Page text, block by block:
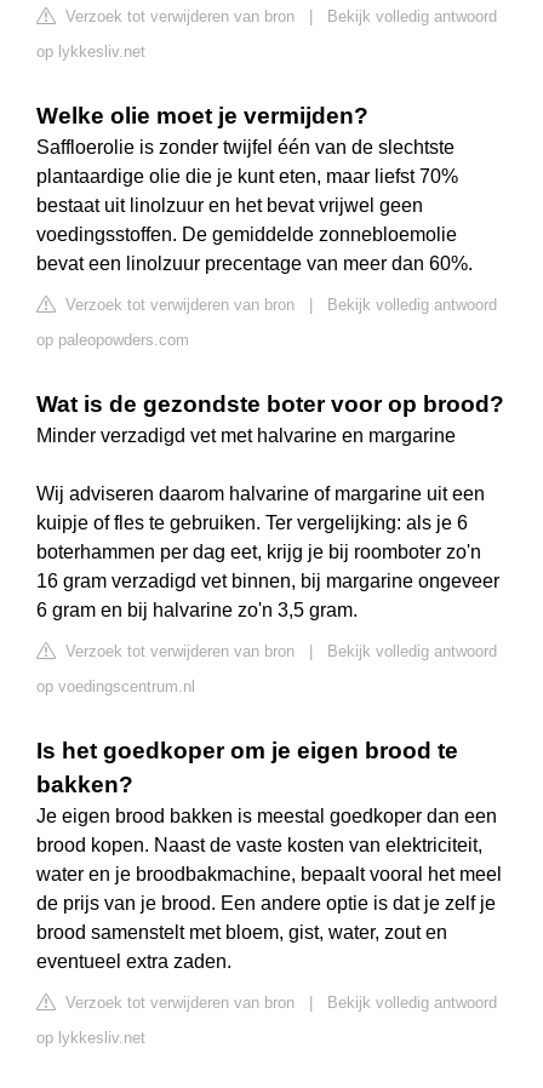
Verzoek tot verwijderen van bron
Bekijk volledig antwoord
op lykkesliv.net
Welke olie moet je vermijden?
Saffloerolie is zonder twijfel één van de slechtste
plantaardige olie die je kunt eten, maar liefst 70%
bestaat uit linolzuur en het bevat vrijwel geen
voedingsstoffen. De gemiddelde zonnebloemolie
bevat een linolzuur precentage van meer dan 60%.
Verzoek tot verwijderen van bron
Bekijk volledig antwoord
op paleopowders.com
Wat is de gezondste boter voor op brood?
Minder verzadigd vet met halvarine en margarine
Wij adviseren daarom halvarine of margarine uit een
kuipje of fles te gebruiken. Ter vergelijking: als je 6
boterhammen per dag eet, krijg je bij roomboter zo'n
16 gram verzadigd vet binnen, bij margarine ongeveer
6 gram en bij halvarine zo'n 3,5 gram.
Verzoek tot verwijderen van bron
Bekijk volledig antwoord
op voedingscentrum.nl
Is het goedkoper om je eigen brood te
bakken?
Je eigen brood bakken is meestal goedkoper dan een
brood kopen. Naast de vaste kosten van elektriciteit,
water en je broodbakmachine, bepaalt vooral het meel
de prijs van je brood. Een andere optie is dat je zelf je
brood samenstelt met bloem, gist, water, zout en
eventueel extra zaden.
Verzoek tot verwijderen van bron
Bekijk volledig antwoord
op lykkesliv.net